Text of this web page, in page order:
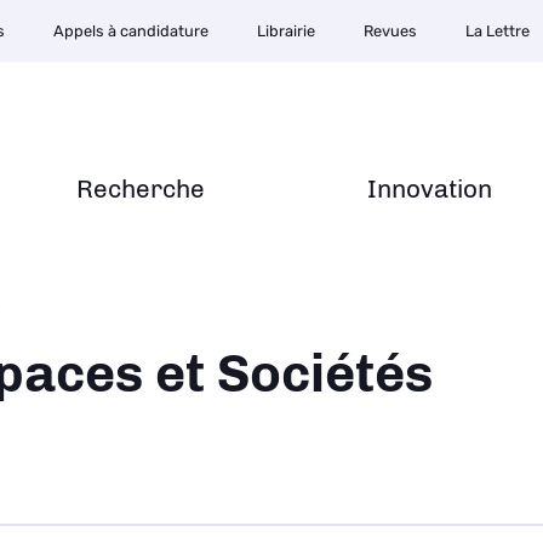
Recherche Innovation
Appels à candidature Librairie Revues La Lettre
et Sociétés